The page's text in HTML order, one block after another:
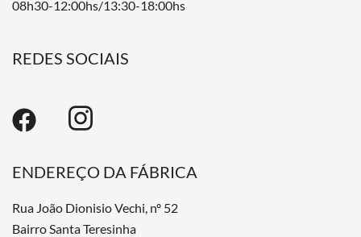
08h30-12:00hs/13:30-18:00hs
REDES SOCIAIS
ENDEREÇO DA FÁBRICA
Rua João Dionisio Vechi, nº 52
Bairro Santa Teresinha